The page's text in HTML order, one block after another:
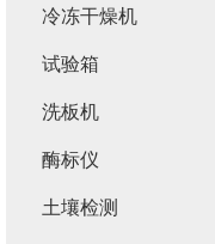
冷冻干燥机
试验箱
洗板机
酶标仪
土壤检测